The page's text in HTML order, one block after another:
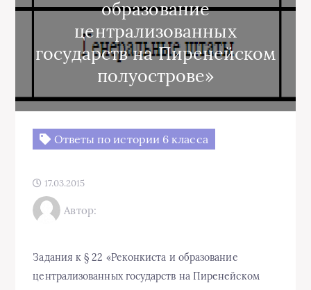
образование
централизованных
государств на Пиренейском
полуострове»
Ответы по истории 6 класса
17.03.2015
Автор:
Задания к § 22 «Реконкиста и образование
централизованных государств на Пиренейском